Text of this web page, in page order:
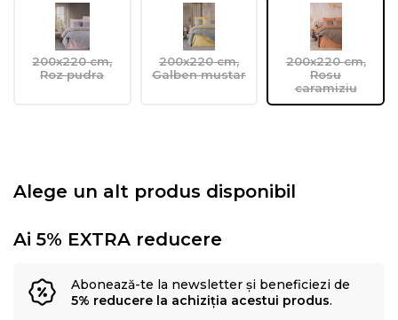
200x220 cm,
Roz pudra
200x220 cm,
Galben mustar
200x220 cm,
Rosu
caramiziu
Alege un alt produs disponibil
Ai 5% EXTRA reducere
Abonează-te la newsletter și beneficiezi de
5% reducere la achiziția acestui produs.